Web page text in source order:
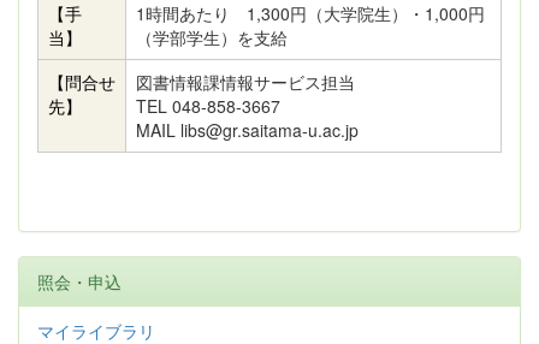
【手
当】
1時間あたり 1,300円（大学院生）・1,000円
（学部学生）を支給
【問合せ
先】
図書情報課情報サービス担当
TEL 048-858-3667
MAIL libs@gr.saitama-u.ac.jp
照会・申込
マイライブラリ